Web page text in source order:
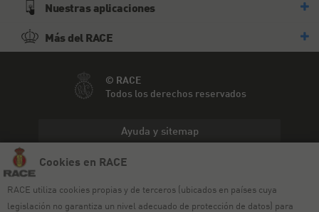
Cookies en RACE
RACE utiliza cookies propias y de terceros (ubicados en países cuya
legislación no garantiza un nivel adecuado de protección de datos) para
Nuestras aplicaciones
Más del RACE
© RACE
Todos los derechos reservados
Ayuda y sitemap
Política de privacidad